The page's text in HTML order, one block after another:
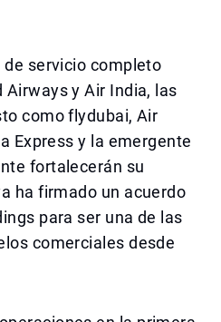
servicio completo
Airways y Air India, las
como flydubai, Air
Express y la emergente
fortalecerán su
ha firmado un acuerdo
para ser una de las
comerciales desde